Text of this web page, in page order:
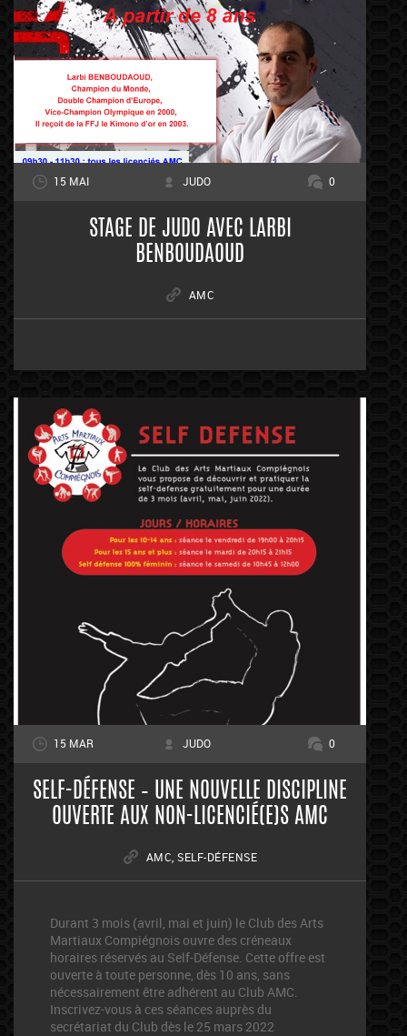
15 MAI JUDO 0
STAGE DE JUDO AVEC LARBI
BENBOUDAOUD
AMC
15 MAR JUDO 0
SELF-DÉFENSE – UNE NOUVELLE DISCIPLINE
OUVERTE AUX NON-LICENCIÉ(E)S AMC
AMC ,SELF-DÉFENSE
Durant 3 mois (avril, mai et juin) le Club des Arts
Martiaux Compiégnois ouvre des créneaux
horaires réservés au Self-Défense. Cette offre est
ouverte à toute personne, dès 10 ans, sans
nécessairement être adhérent au Club AMC.
Inscrivez-vous à ces séances auprès du
secrétariat du Club dès le 25 mars 2022